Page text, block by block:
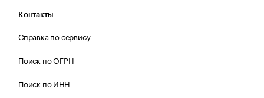
Контакты
Справка по сервису
Поиск по ОГРН
Поиск по ИНН